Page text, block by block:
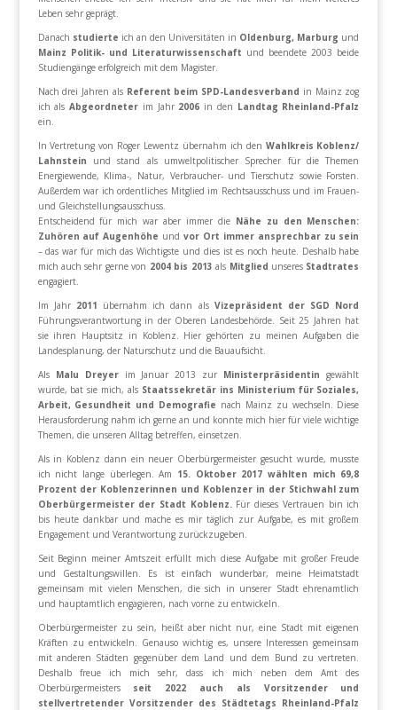
Leben sehr geprägt.
Danach studierte ich an den Universitäten in Oldenburg, Marburg und
Mainz Politik- und Literaturwissenschaft und beendete 2003 beide
Studiengänge erfolgreich mit dem Magister.
Nach drei Jahren als Referent beim SPD-Landesverband in Mainz zog
ich alsAbgeordneter im Jahr 2006 in den Landtag Rheinland-Pfalz
ein.
In Vertretung von Roger Lewentz übernahm ich den Wahlkreis Koblenz/
Lahnstein und stand als umweltpolitischer Sprecher für die Themen
Energiewende, Klima-, Natur, Verbraucher- und Tierschutz sowie Forsten.
Außerdem war ich ordentliches Mitglied im Rechtsausschuss und im Frauen-
und Gleichstellungsausschuss.
Entscheidend für mich war aber immer die Nähe zu den Menschen:
Zuhören auf Augenhöhe undvor Ort immer ansprechbar zu sein
– das war für mich das Wichtigste und dies ist es noch heute. Deshalb habe
mich auch sehr gerne von 2004 bis 2013 als Mitglied unseres Stadtrates
engagiert.
Im Jahr 2011 übernahm ich dann als Vizepräsident der SGD Nord
Führungsverantwortung in der Oberen Landesbehörde. Seit 25 Jahren hat
sie ihren Hauptsitz in Koblenz. Hier gehörten zu meinen Aufgaben die
Landesplanung, der Naturschutz und die Bauaufsicht.
Als Malu Dreyerim Januar 2013 zur Ministerpräsidentin gewählt
wurde, bat sie mich, als Staatssekretär ins Ministerium für Soziales,
Arbeit, Gesundheit und Demografie nach Mainz zu wechseln. Diese
Herausforderung nahm ich gerne an und konnte mich hier für viele wichtige
Themen, die unseren Alltag betreffen, einsetzen.
Als in Koblenz dann ein neuer Oberbürgermeister gesucht wurde, musste
ich nicht lange überlegen. Am 15. Oktober 2017 wählten mich 69,8
Prozent der Koblenzerinnen und Koblenzer in der Stichwahl zum
Oberbürgermeister der Stadt Koblenz.Für dieses Vertrauen bin ich
bis heute dankbar und mache es mir täglich zur Aufgabe, es mit großem
Engagement und Verantwortung zurückzugeben.
Seit Beginn meiner Amtszeit erfüllt mich diese Aufgabe mit großer Freude
und Gestaltungswillen. Es ist einfach wunderbar, meine Heimatstadt
gemeinsam mit vielen Menschen, die sich in unserer Stadt ehrenamtlich
und hauptamtlich engagieren, nach vorne zu entwickeln.
Oberbürgermeister zu sein, heißt aber nicht nur, eine Stadt mit eigenen
Kräften zu entwickeln. Genauso wichtig es, unsere Interessen gemeinsam
mit anderen Städten gegenüber dem Land und dem Bund zu vertreten.
Deshalb freue ich mich sehr, dass ich mich neben dem Amt des
Oberbürgermeisters seit 2022 auch als Vorsitzender und
stellvertretender Vorsitzender des Städtetags Rheinland-Pfalz